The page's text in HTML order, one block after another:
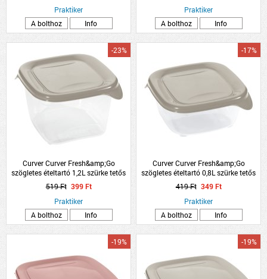
Praktiker
A bolthoz
Info
Praktiker
A bolthoz
Info
Curver Curver Fresh&amp;Go
szögletes ételtartó 1,2L szürke tetős
műanyag
-23%
519 Ft 399 Ft
Praktiker
A bolthoz
Info
Curver Curver Fresh&amp;Go
szögletes ételtartó 0,8L szürke tetős
műanyag
-17%
419 Ft 349 Ft
Praktiker
A bolthoz
Info
-19% -19%